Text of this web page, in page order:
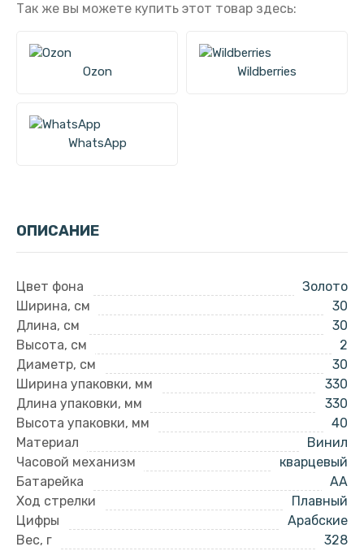
Так же вы можете купить этот товар здесь:
Ozon Wildberries
WhatsApp
ОПИСАНИЕ
Цвет фона
Золото
Ширина, см
30
Длина, см
30
Высота, см
2
Диаметр, см
30
Ширина упаковки, мм
330
Длина упаковки, мм
330
Высота упаковки, мм
40
Материал
Винил
Часовой механизм
кварцевый
Батарейка
AA
Ход стрелки
Плавный
Цифры
Арабские
Вес, г
328